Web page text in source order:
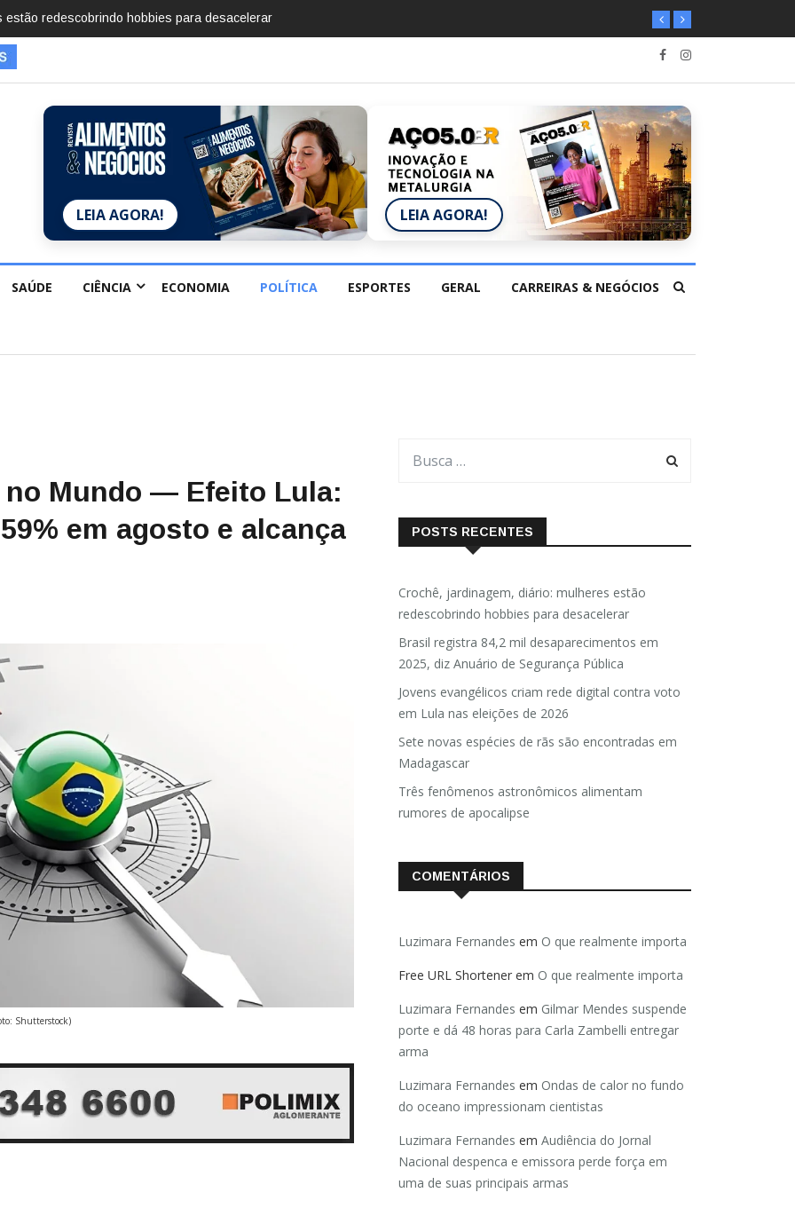
em 2025, diz Anuário de Segurança Pública
LEIA AGORA! LEIA AGORA!
SAÚDE CIÊNCIA ECONOMIA POLÍTICA ESPORTES GERAL CARREIRAS & NEGÓCIOS
no Mundo — Efeito Lula:
em agosto e alcança
Shutterstock)
POSTS RECENTES
Crochê, jardinagem, diário: mulheres estão
redescobrindo hobbies para desacelerar
Brasil registra 84,2 mil desaparecimentos em
2025, diz Anuário de Segurança Pública
Jovens evangélicos criam rede digital contra voto
em Lula nas eleições de 2026
Sete novas espécies de rãs são encontradas em
Madagascar
Três fenômenos astronômicos alimentam
rumores de apocalipse
COMENTÁRIOS
Luzimara Fernandes em O que realmente importa
Free URL Shortener em O que realmente importa
Luzimara Fernandes em Gilmar Mendes suspende
porte e dá 48 horas para Carla Zambelli entregar
arma
Luzimara Fernandes em Ondas de calor no fundo
do oceano impressionam cientistas
Luzimara Fernandes em Audiência do Jornal
Nacional despenca e emissora perde força em
uma de suas principais armas